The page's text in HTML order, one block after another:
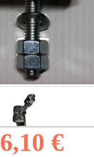
6,10 €